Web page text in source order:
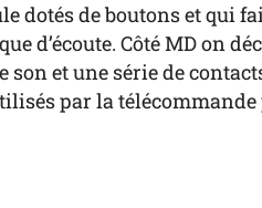
dotés de boutons et qui
d’écoute. Côté MD on
son et une série de
par la télécommande